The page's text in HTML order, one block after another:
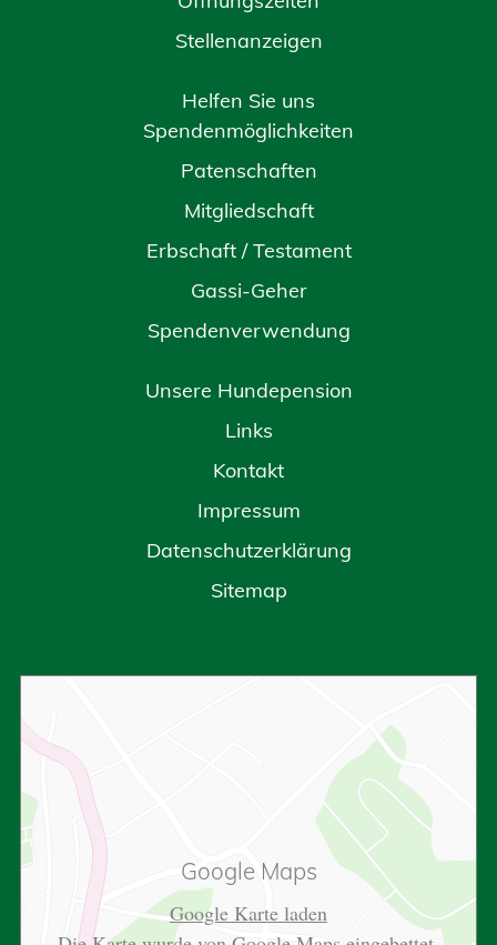
Stellenanzeigen
Helfen Sie uns
Spendenmöglichkeiten
Patenschaften
Mitgliedschaft
Erbschaft / Testament
Gassi-Geher
Spendenverwendung
Unsere Hundepension
Links
Kontakt
Impressum
Datenschutzerklärung
Sitemap
Google Maps
Google Karte laden